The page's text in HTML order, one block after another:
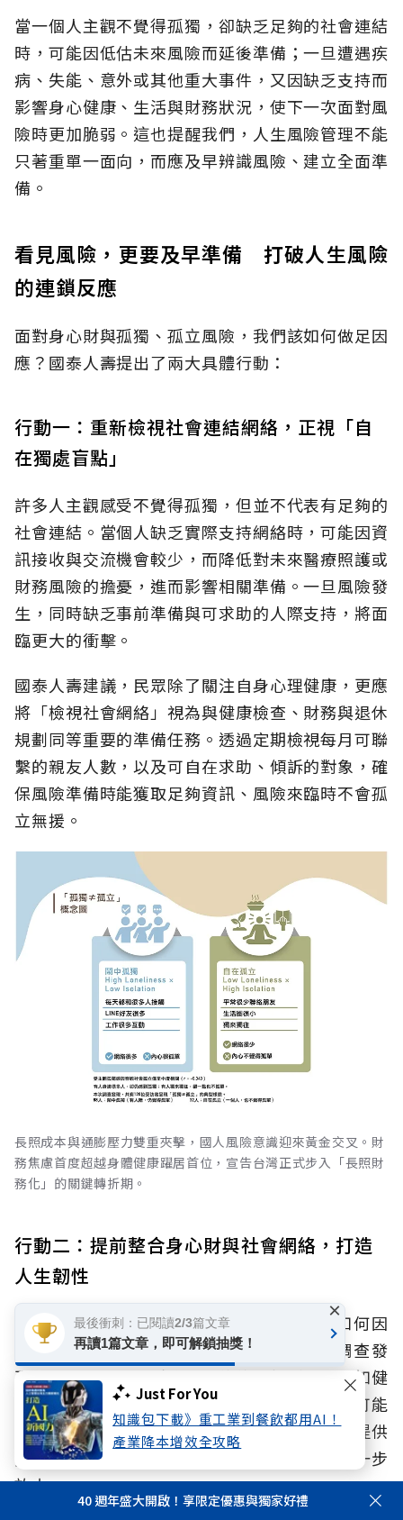
Just For You
知識包下載》重工業到餐飲都用AI！
產業降本增效全攻略
當一個人主觀不覺得孤獨，卻缺乏足夠的社會連結
時，可能因低估未來風險而延後準備；一旦遭遇疾
病、失能、意外或其他重大事件，又因缺乏支持而
影響身心健康、生活與財務狀況，使下一次面對風
險時更加脆弱。這也提醒我們，人生風險管理不能
只著重單一面向，而應及早辨識風險、建立全面準
備。
看見風險，更要及早準備 打破人生風險
的連鎖反應
面對身心財與孤獨、孤立風險，我們該如何做足因
應？國泰人壽提出了兩大具體行動：
行動一：重新檢視社會連結網絡，正視「自
在獨處盲點」
許多人主觀感受不覺得孤獨，但並不代表有足夠的
社會連結。當個人缺乏實際支持網絡時，可能因資
訊接收與交流機會較少，而降低對未來醫療照護或
財務風險的擔憂，進而影響相關準備。一旦風險發
生，同時缺乏事前準備與可求助的人際支持，將面
臨更大的衝擊。
國泰人壽建議，民眾除了關注自身心理健康，更應
將「檢視社會網絡」視為與健康檢查、財務與退休
規劃同等重要的準備任務。透過定期檢視每月可聯
繫的親友人數，以及可自在求助、傾訴的對象，確
保風險準備時能獲取足夠資訊、風險來臨時不會孤
立無援。
長照成本與通膨壓力雙重夾擊，國人風險意識迎來黃金交叉。財
務焦慮首度超越身體健康躍居首位，宣告台灣正式步入「長照財
務化」的關鍵轉折期。
行動二：提前整合身心財與社會網絡，打造
人生韌性
人生風險管理的關鍵，不在於風險發生後如何因
應，而在於風險發生前是否已做好準備。調查發
現，生理、心理與財務風險往往互相影響，例如健
康惡化可能增加照護與醫療支出，財務壓力也可能
加重心理負擔。同時面臨孤獨或孤立，缺乏可提供
資訊與支持的人際網絡，這些風險更可能被進一步
放大。
40 週年盛大開啟！享限定優惠與獨家好禮
最後衝刺：已閱讀2/3篇文章
再讀1篇文章，即可解鎖抽獎！
×